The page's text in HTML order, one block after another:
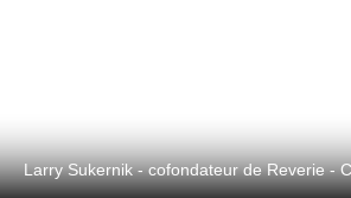
Larry Sukernik - cofondateur de Reverie -